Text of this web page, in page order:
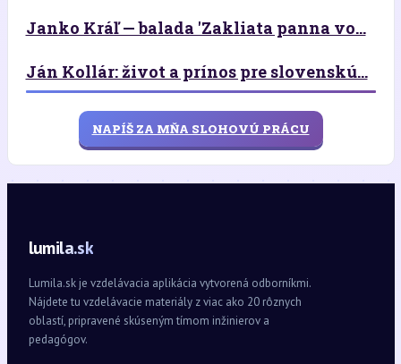
Janko Kráľ — balada 'Zakliata panna vo...
Ján Kollár: život a prínos pre slovenskú...
NAPÍŠ ZA MŇA SLOHOVÚ PRÁCU
lumila.sk
Lumila.sk je vzdelávacia aplikácia vytvorená odborníkmi.
Nájdete tu vzdelávacie materiály z viac ako 20 rôznych
oblastí, pripravené skúseným tímom inžinierov a
pedagógov.